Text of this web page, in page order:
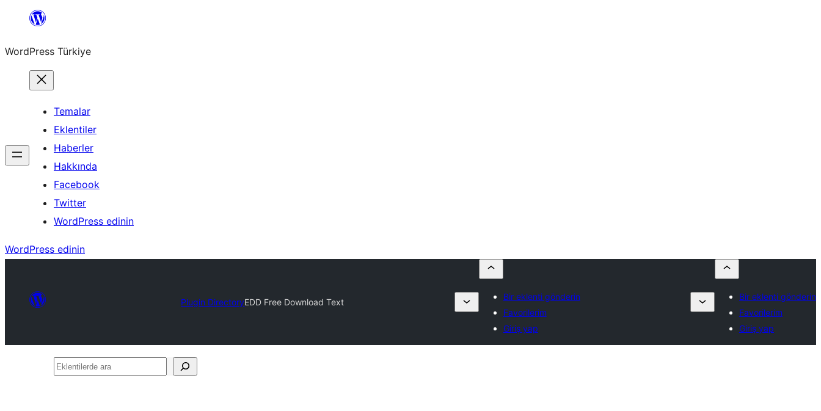
İçeriğe
WordPress Türkiye
Temalar
Eklentiler
Haberler
Hakkında
Facebook
Twitter
WordPress edinin
WordPress edinin
Plugin DirectoryEDD Free Download Text
Bir eklenti gönderin
Favorilerim
Giriş yap
Bir eklenti gönderin
Favorilerim
Giriş yap
Eklentilerde